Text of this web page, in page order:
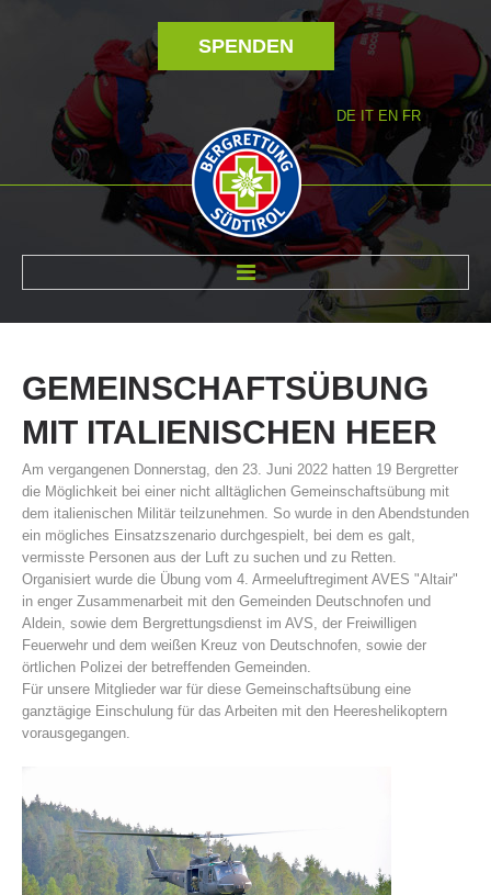
SPENDEN
DE IT EN FR
GEMEINSCHAFTSÜBUNG
MIT ITALIENISCHEN HEER
Am vergangenen Donnerstag, den 23. Juni 2022 hatten 19 Bergretter
die Möglichkeit bei einer nicht alltäglichen Gemeinschaftsübung mit
dem italienischen Militär teilzunehmen. So wurde in den Abendstunden
ein mögliches Einsatzszenario durchgespielt, bei dem es galt,
vermisste Personen aus der Luft zu suchen und zu Retten.
Organisiert wurde die Übung vom 4. Armeeluftregiment AVES "Altair"
in enger Zusammenarbeit mit den Gemeinden Deutschnofen und
Aldein, sowie dem Bergrettungsdienst im AVS, der Freiwilligen
Feuerwehr und dem weißen Kreuz von Deutschnofen, sowie der
örtlichen Polizei der betreffenden Gemeinden.
Für unsere Mitglieder war für diese Gemeinschaftsübung eine
ganztägige Einschulung für das Arbeiten mit den Heereshelikoptern
vorausgegangen.